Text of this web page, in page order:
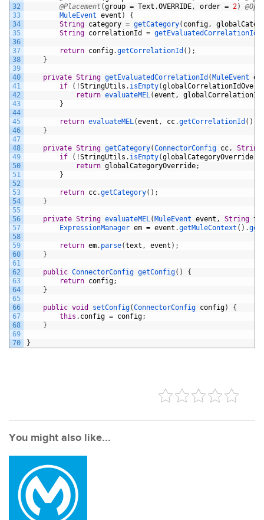
32
33
34
35
36
37
38
39
40
41
42
43
44
45
46
47
48
49
50
51
52
53
54
55
56
57
58
59
60
61
62
63
64
65
66
67
68
69
70
@Placement(group = Text .OVERRIDE , order = 2)
MuleEvent event )
{
String category = getCategory( config ,
String correlationId = getEvaluatedCorrelationId
return config.getCorrelationId ( ) ;
}
private String getEvaluatedCorrelationId (MuleEvent
if
( !StringUtils . isEmpty(
return evaluateMEL (event ,
}
return evaluateMEL (event , cc.getCorrelationId ( )
}
private String getCategory(ConnectorConfig cc ,
String
if
( !StringUtils . isEmpty(globalCategoryOverride
return globalCategoryOverride;
}
return cc.getCategory( ) ;
}
private String evaluateMEL (MuleEvent event , String
ExpressionManager em = event .getMuleContext ( ) .
return em. parse(text , event ) ;
}
public ConnectorConfig getConfig( )
{
return config;
}
public void setConfig(ConnectorConfig config)
{
this . config = config;
}
}
You might also like...